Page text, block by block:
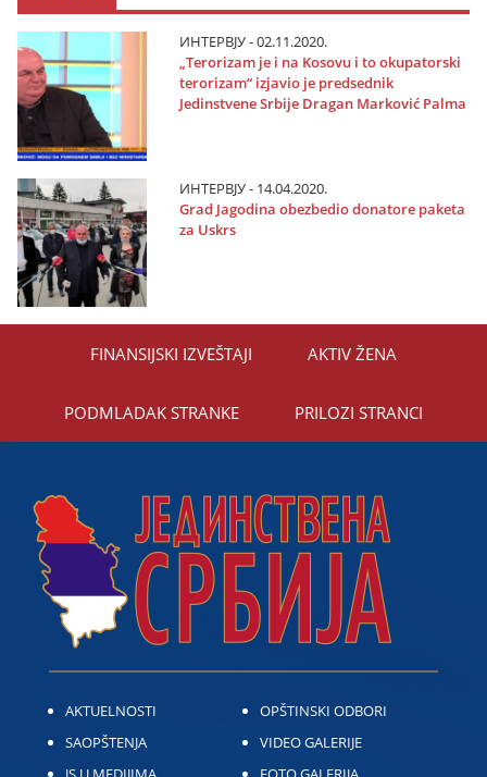
ИНТЕРВЈУ - 02.11.2020.
„Terorizam јe i na Kosovu i to okupatorski
terorizam“ izјavio јe predsednik
Јedinstvene Srbiјe Dragan Marković Palma
ИНТЕРВЈУ - 14.04.2020.
Grad Јagodina obezbedio donatore paketa
za Uskrs
FINANSIЈSKI IZVEŠTAЈI AKTIV ŽENA
PODMLADAK STRANKE PRILOZI STRANCI
AKTUELNOSTI
SAOPŠTENJA
OPŠTINSKI ODBORI
VIDEO GALERIJE